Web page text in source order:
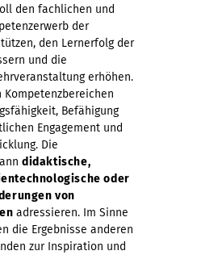
den fachlichen und
der
den Lernerfolg der
und die
erhöhen.
Befähigung
Engagement und
Die
didaktische,
oder
von
adressieren. Im Sinne
die Ergebnisse anderen
zur Inspiration und